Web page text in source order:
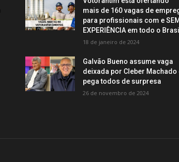
mais de 160 vagas de
para profissionais com e SEM
EXPERIÊNCIA em todo o Brasil
18 de janeiro de 2024
Galvão Bueno assume vaga
deixada por Cleber Machado
pega todos de surpresa
26 de novembro de 2024